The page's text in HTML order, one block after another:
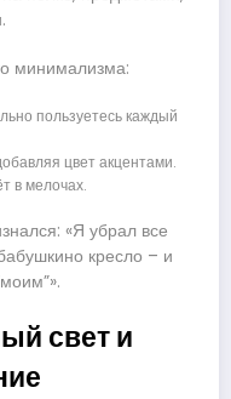
минимализма:
пользуетесь каждый
цвет акцентами.
в мелочах.
«Я убрал все
кресло – и
свет и